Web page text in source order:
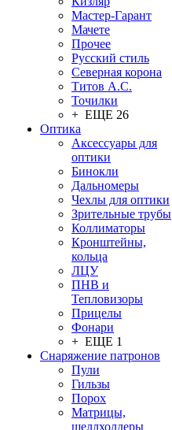
Мастер-Гарант
Мачете
Прочее
Русский стиль
Северная корона
Титов А.С.
Точилки
+ ЕЩЕ 26
Оптика
Аксессуары для
оптики
Бинокли
Дальномеры
Чехлы для оптики
Зрительные трубы
Коллиматоры
Кронштейны,
кольца
ЛЦУ
ПНВ и
Тепловизоры
Прицелы
Фонари
+ ЕЩЕ 1
Снаряжение патронов
Пули
Гильзы
Порох
Матрицы,
шеллхолдеры